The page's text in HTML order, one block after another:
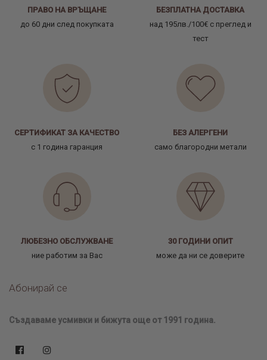
ПРАВО НА ВРЪЩАНЕ
до 60 дни след покупката
БЕЗПЛАТНА ДОСТАВКА
над 195лв./100€ с преглед и
тест
СЕРТИФИКАТ ЗА КАЧЕСТВО
с 1 година гаранция
БЕЗ АЛЕРГЕНИ
само благородни метали
ЛЮБЕЗНО ОБСЛУЖВАНЕ
ние работим за Вас
30 ГОДИНИ ОПИТ
може да ни се доверите
Абонирай се
Създаваме усмивки и бижута още от 1991 година.